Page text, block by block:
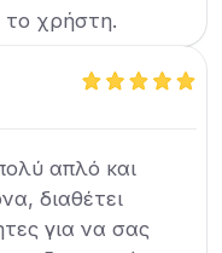
το χρήστη.
απλό και
διαθέτει
για να σας